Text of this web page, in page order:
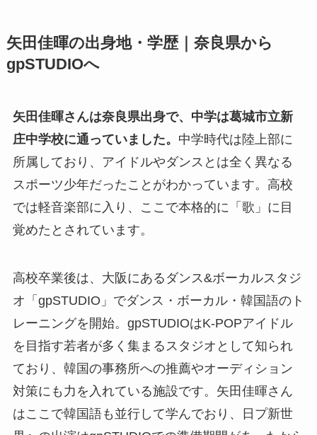
矢田佳暉の出身地・学歴｜奈良県から
gpSTUDIOへ
矢田佳暉さんは奈良県出身で、中学は葛城市立新
庄中学校に通っていました。 中学時代は陸上部に
所属しており、アイドルやダンスとは全く異なる
スポーツ少年だったことがわかっています。高校
では軽音楽部に入り、ここで本格的に「歌」に目
覚めたとされています。
高校卒業後は、大阪にあるダンス&ボーカルスタジ
オ「gpSTUDIO」でダンス・ボーカル・韓国語のト
レーニングを開始。gpSTUDIOはK-POPアイドル
を目指す若者が多く集まるスタジオとして知られ
ており、韓国の事務所への推薦やオーディション
対策にも力を入れている施設です。矢田佳暉さん
はここで韓国語も並行して学んでおり、日プ新世